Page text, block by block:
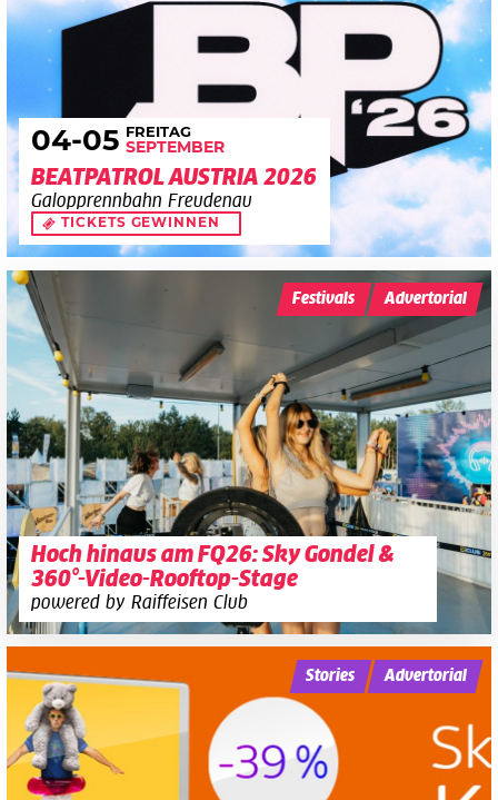
04-05 FREITAG
SEPTEMBER
BEATPATROL AUSTRIA 2026
Galopprennbahn Freudenau
TICKETS GEWINNEN
Hoch hinaus am FQ26: Sky Gondel &
360°-Video-Rooftop-Stage
powered by Raiffeisen Club
Festivals Advertorial
Stories Advertorial